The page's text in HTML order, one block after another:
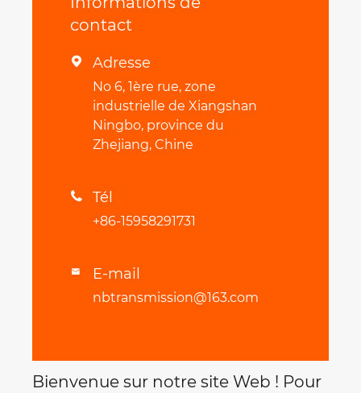
contact
 Adresse
No 6, 1ère rue, zone
industrielle de Xiangshan
Ningbo, province du
Zhejiang, Chine
 Tél
+86-15958291731
 E-mail
nbtransmission@163.com
Bienvenue sur notre site Web ! Pour